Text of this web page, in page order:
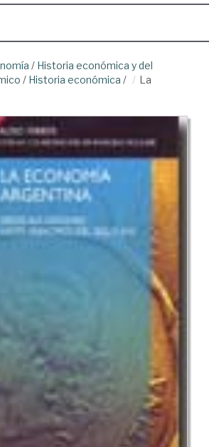
/ Historia económica y del
/ Historia económica /
La